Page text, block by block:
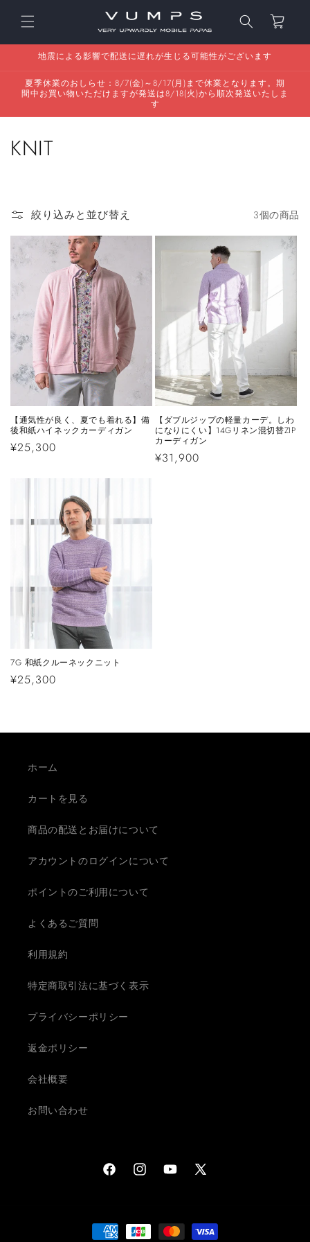
ンツに
進む
ー
地震による影響で配送に遅れが生じる可能性がございます
夏季休業のおしらせ：8/7(金)～8/17(月)まで休業となります。期
間中お買い物いただけますが発送は8/18(火)から順次発送いたしま
す
コ
シ
ョ
ン
:
KNIT
絞り込みと並び替え 3個の商品
【通気性が良く、夏でも着れる】備
後和紙ハイネックカーディガン
通
¥25,300
【ダブルジップの軽量カーデ。しわ
になりにくい】14Gリネン混切替ZIP
カーディガン
通
¥31,900
7G 和紙クルーネックニット
通
格
¥25,300
ホーム
カートを見る
商品の配送とお届けについて
アカウントのログインについて
ポイントのご利用について
よくあるご質問
利用規約
特定商取引法に基づく表示
プライバシーポリシー
返金ポリシー
会社概要
お問い合わせ
FacebookInstagramYouTube
X
決